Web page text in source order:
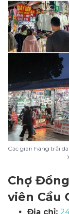
Các gian hàng trải
Chợ
viên Cầu
Địa chỉ: